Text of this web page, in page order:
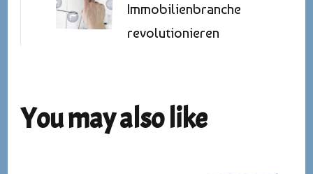
Immobilienbranche
revolutionieren
You may also like